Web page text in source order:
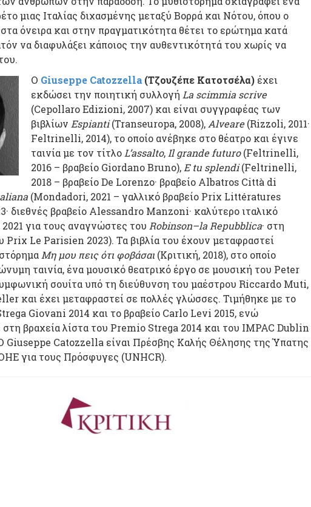
μιας Ιταλίας διχασμένης μεταξύ Βορρά και Νότου, όπου ο
όνειρα και στην πραγματικότητα θέτει το ερώτημα κατά
να διαφυλάξει κάποιος την αυθεντικότητά του χωρίς να
Ο Giuseppe Catozzella (Τζουζέπε Κατοτσέλα) έχει
εκδώσει την ποιητική συλλογή La scimmia scrive
(Cepollaro Edizioni, 2007) και είναι συγγραφέας των
βιβλίων Espianti(Transeuropa, 2008),Alveare(Rizzoli, 2011·
Feltrinelli, 2014), το οποίο ανέβηκε στο θέατρο και έγινε
ταινία με τον τίτλοL’assalto,Il grandefuturo(Feltrinelli,
2016 – βραβείο Giordano Bruno),E tu splendi(Feltrinelli,
2018 – βραβείο De Lorenzo· βραβείο Albatros Città di
(Mondadori, 2021 – γαλλικό βραβείο Prix Littératures
διεθνές βραβείο Alessandro Manzoni· καλύτερο ιταλικό
για τους αναγνώστες του Robinson–laRepubblica· στη
Prix Le Parisien 2023). Τα βιβλία του έχουν μεταφραστεί
Μη μου πεις ότι φοβάσαι (Κριτική, 2018), στο οποίο
ταινία, ένα μουσικό θεατρικό έργο σε μουσική του Peter
σουίτα υπό τη διεύθυνση του μαέστρου Riccardo Muti,
και έχει μεταφραστεί σε πολλές γλώσσες. Τιμήθηκε με το
Giovani 2014 και το βραβείο Carlo Levi 2015, ενώ
βραχεία λίστα του Premio Strega 2014 και του IMPAC Dublin
Catozzella είναι Πρέσβης Καλής Θέλησης της Ύπατης
για τους Πρόσφυγες (UNHCR).